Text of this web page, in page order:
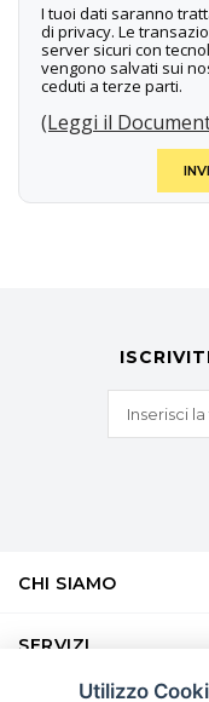
I tuoi dati saranno
di privacy. Le
server sicuri con
vengono salvati sui
ceduti a terze parti.
(Leggi il
CHI SIAMO
SERVIZI
Utilizzo